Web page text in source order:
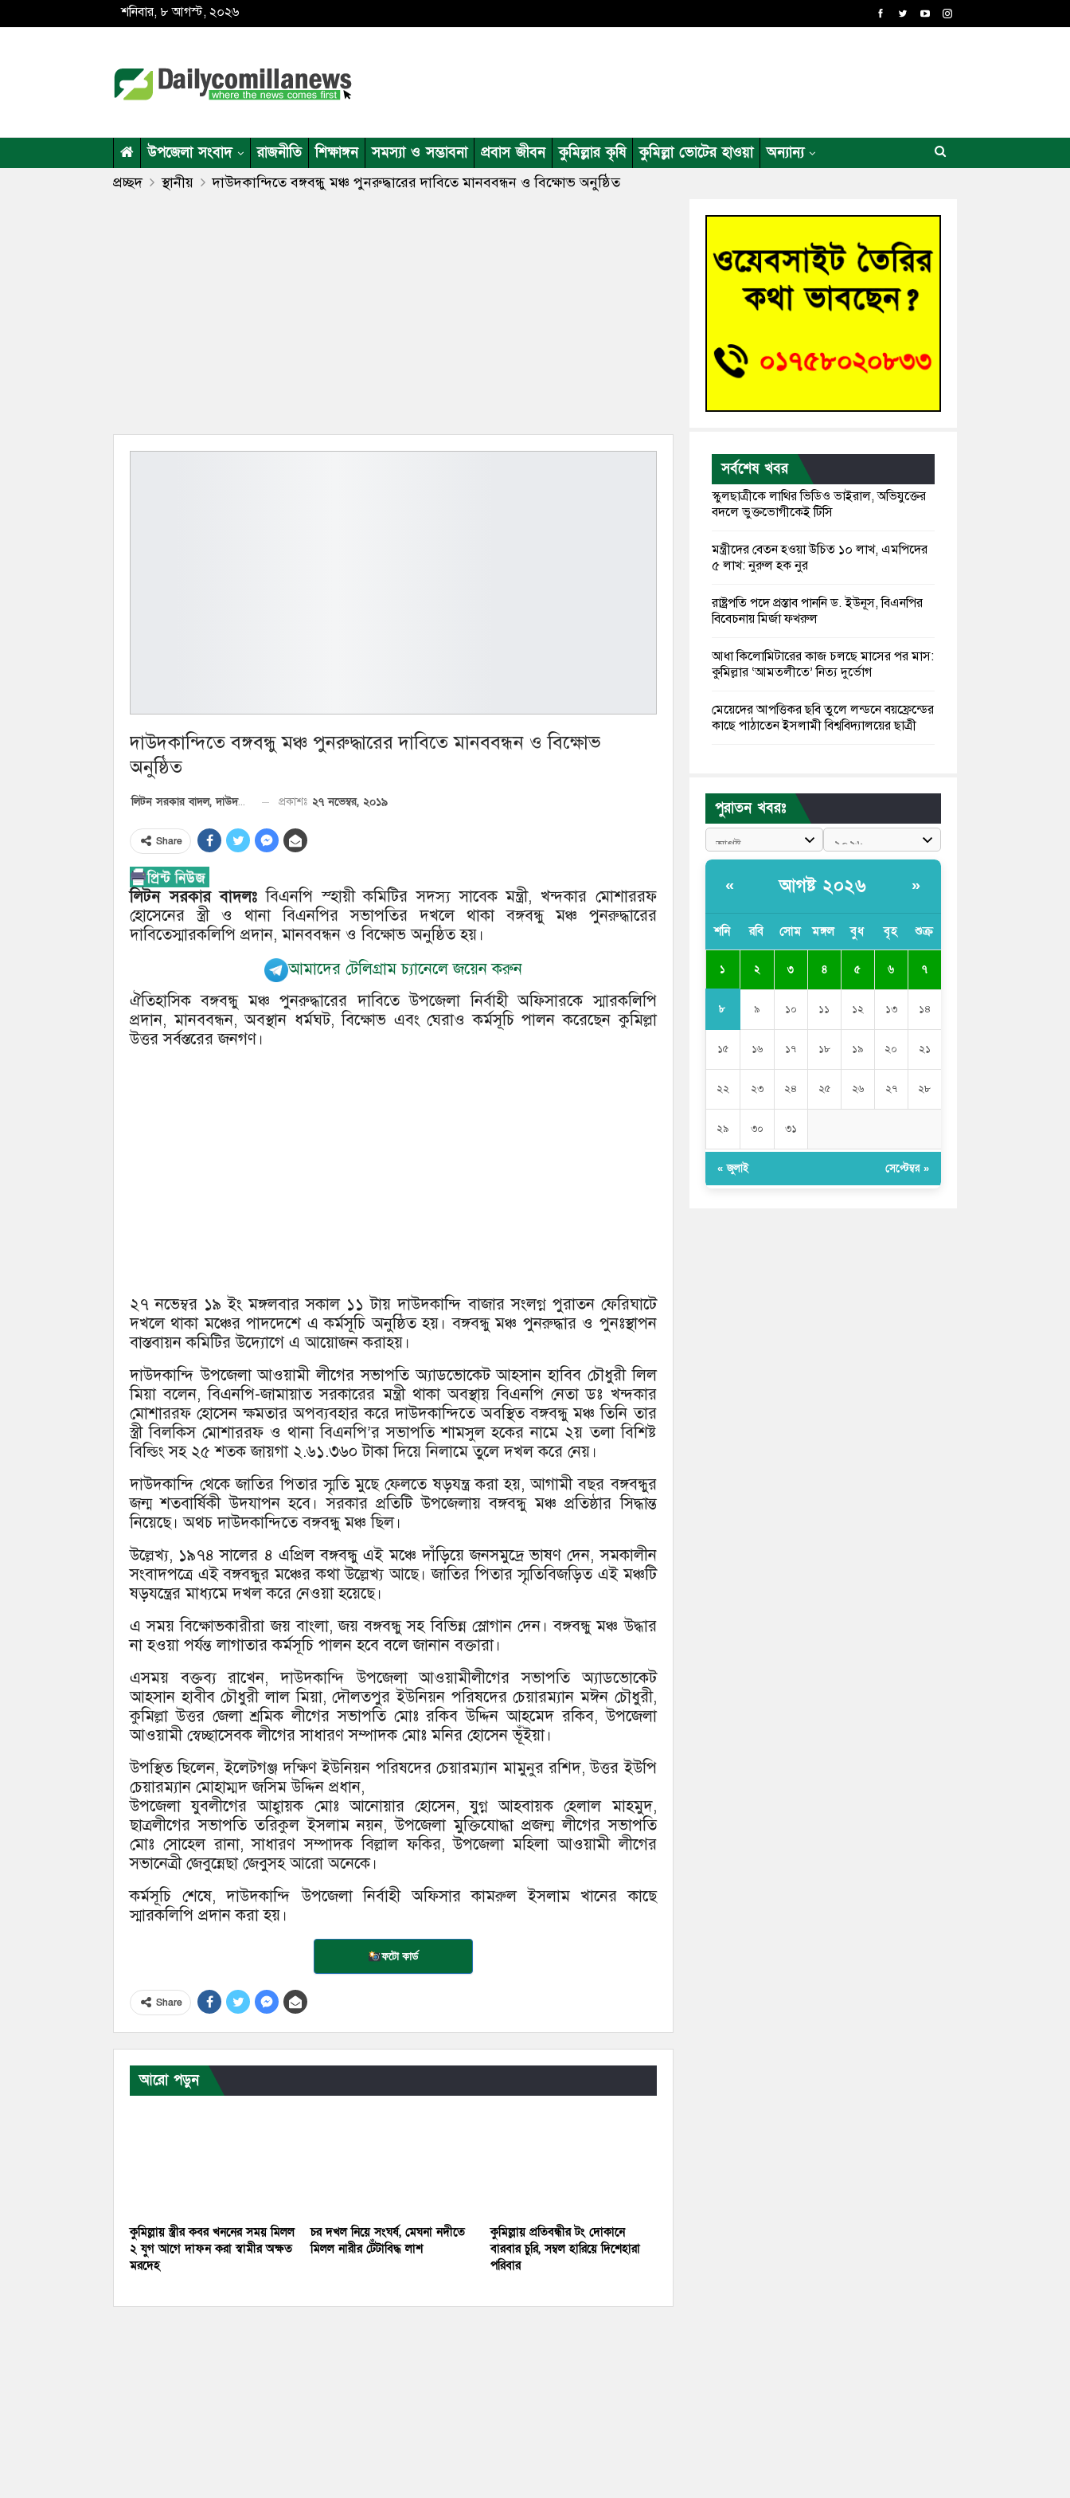
শনিবার, ৮ আগস্ট, ২০২৬
উপজেলা সংবাদ রাজনীতি শিক্ষাঙ্গন সমস্যা ও সম্ভাবনা প্রবাস জীবন কুমিল্লার কৃষি কুমিল্লা ভোটের হাওয়া অন্যান্য
প্রচ্ছদ স্থানীয় দাউদকান্দিতে বঙ্গবন্ধু মঞ্চ পুনরুদ্ধারের দাবিতে মানববন্ধন ও বিক্ষোভ অনুষ্ঠিত
দাউদকান্দিতে বঙ্গবন্ধু মঞ্চ পুনরুদ্ধারের দাবিতে মানববন্ধন ও বিক্ষোভ
অনুষ্ঠিত
লিটন সরকার বাদল, দাউদকান্দি প্রতিনিধি প্রকাশঃ ২৭ নভেম্বর, ২০১৯
Share
লিটন সরকার বাদলঃ বিএনপি স্হায়ী কমিটির সদস্য সাবেক মন্ত্রী, খন্দকার মোশাররফ
হোসেনের স্ত্রী ও থানা বিএনপির সভাপতির দখলে থাকা বঙ্গবন্ধু মঞ্চ পুনরুদ্ধারের
দাবিতেস্মারকলিপি প্রদান, মানববন্ধন ও বিক্ষোভ অনুষ্ঠিত হয়।
আমাদের টেলিগ্রাম চ্যানেলে জয়েন করুন
ঐতিহাসিক বঙ্গবন্ধু মঞ্চ পুনরুদ্ধারের দাবিতে উপজেলা নির্বাহী অফিসারকে স্মারকলিপি
প্রদান, মানববন্ধন, অবস্থান ধর্মঘট, বিক্ষোভ এবং ঘেরাও কর্মসূচি পালন করেছেন কুমিল্লা
উত্তর সর্বস্তরের জনগণ।
২৭ নভেম্বর ১৯ ইং মঙ্গলবার সকাল ১১ টায় দাউদকান্দি বাজার সংলগ্ন পুরাতন ফেরিঘাটে
দখলে থাকা মঞ্চের পাদদেশে এ কর্মসূচি অনুষ্ঠিত হয়। বঙ্গবন্ধু মঞ্চ পুনরুদ্ধার ও পুনঃস্থাপন
বাস্তবায়ন কমিটির উদ্যোগে এ আয়োজন করাহয়।
দাউদকান্দি উপজেলা আওয়ামী লীগের সভাপতি অ্যাডভোকেট আহসান হাবিব চৌধুরী লিল
মিয়া বলেন, বিএনপি-জামায়াত সরকারের মন্ত্রী থাকা অবস্থায় বিএনপি নেতা ডঃ খন্দকার
মোশাররফ হোসেন ক্ষমতার অপব্যবহার করে দাউদকান্দিতে অবস্থিত বঙ্গবন্ধু মঞ্চ তিনি তার
স্ত্রী বিলকিস মোশাররফ ও থানা বিএনপি’র সভাপতি শামসুল হকের নামে ২য় তলা বিশিষ্ট
বিল্ডিং সহ ২৫ শতক জায়গা ২.৬১.৩৬০ টাকা দিয়ে নিলামে তুলে দখল করে নেয়।
দাউদকান্দি থেকে জাতির পিতার স্মৃতি মুছে ফেলতে ষড়যন্ত্র করা হয়, আগামী বছর বঙ্গবন্ধুর
জন্ম শতবার্ষিকী উদযাপন হবে। সরকার প্রতিটি উপজেলায় বঙ্গবন্ধু মঞ্চ প্রতিষ্ঠার সিদ্ধান্ত
নিয়েছে। অথচ দাউদকান্দিতে বঙ্গবন্ধু মঞ্চ ছিল।
উল্লেখ্য, ১৯৭৪ সালের ৪ এপ্রিল বঙ্গবন্ধু এই মঞ্চে দাঁড়িয়ে জনসমুদ্রে ভাষণ দেন, সমকালীন
সংবাদপত্রে এই বঙ্গবন্ধুর মঞ্চের কথা উল্লেখ্য আছে। জাতির পিতার স্মৃতিবিজড়িত এই মঞ্চটি
ষড়যন্ত্রের মাধ্যমে দখল করে নেওয়া হয়েছে।
এ সময় বিক্ষোভকারীরা জয় বাংলা, জয় বঙ্গবন্ধু সহ বিভিন্ন স্লোগান দেন। বঙ্গবন্ধু মঞ্চ উদ্ধার
না হওয়া পর্যন্ত লাগাতার কর্মসূচি পালন হবে বলে জানান বক্তারা।
এসময় বক্তব্য রাখেন, দাউদকান্দি উপজেলা আওয়ামীলীগের সভাপতি অ্যাডভোকেট
আহসান হাবীব চৌধুরী লাল মিয়া, দৌলতপুর ইউনিয়ন পরিষদের চেয়ারম্যান মঈন চৌধুরী,
কুমিল্লা উত্তর জেলা শ্রমিক লীগের সভাপতি মোঃ রকিব উদ্দিন আহমেদ রকিব, উপজেলা
আওয়ামী স্বেচ্ছাসেবক লীগের সাধারণ সম্পাদক মোঃ মনির হোসেন ভূঁইয়া।
উপস্থিত ছিলেন, ইলেটগঞ্জ দক্ষিণ ইউনিয়ন পরিষদের চেয়ারম্যান মামুনুর রশিদ, উত্তর ইউপি
চেয়ারম্যান মোহাম্মদ জসিম উদ্দিন প্রধান,
উপজেলা যুবলীগের আহ্বায়ক মোঃ আনোয়ার হোসেন, যুগ্ন আহবায়ক হেলাল মাহমুদ,
ছাত্রলীগের সভাপতি তরিকুল ইসলাম নয়ন, উপজেলা মুক্তিযোদ্ধা প্রজন্ম লীগের সভাপতি
মোঃ সোহেল রানা, সাধারণ সম্পাদক বিল্লাল ফকির, উপজেলা মহিলা আওয়ামী লীগের
সভানেত্রী জেবুন্নেছা জেবুসহ আরো অনেকে।
কর্মসূচি শেষে, দাউদকান্দি উপজেলা নির্বাহী অফিসার কামরুল ইসলাম খানের কাছে
স্মারকলিপি প্রদান করা হয়।
ফটো কার্ড
Share
আরো পড়ুন
কুমিল্লায় স্ত্রীর কবর খননের সময় মিলল
২ যুগ আগে দাফন করা স্বামীর অক্ষত
মরদেহ
চর দখল নিয়ে সংঘর্ষ, মেঘনা নদীতে
মিলল নারীর টেঁটাবিদ্ধ লাশ
কুমিল্লায় প্রতিবন্ধীর টং দোকানে
বারবার চুরি, সম্বল হারিয়ে দিশেহারা
পরিবার
সর্বশেষ খবর
স্কুলছাত্রীকে লাথির ভিডিও ভাইরাল, অভিযুক্তের
বদলে ভুক্তভোগীকেই টিসি
মন্ত্রীদের বেতন হওয়া উচিত ১০ লাখ, এমপিদের
৫ লাখ: নুরুল হক নুর
রাষ্ট্রপতি পদে প্রস্তাব পাননি ড. ইউনূস, বিএনপির
বিবেচনায় মির্জা ফখরুল
আধা কিলোমিটারের কাজ চলছে মাসের পর মাস:
কুমিল্লার ‘আমতলীতে’ নিত্য দুর্ভোগ
মেয়েদের আপত্তিকর ছবি তুলে লন্ডনে বয়ফ্রেন্ডের
কাছে পাঠাতেন ইসলামী বিশ্ববিদ্যালয়ের ছাত্রী
পাঁচ দেশি মাছে মিলল মাইক্রোপ্লাস্টিক, সবচেয়ে
বেশি কই মাছে
দিলো সৌদি সরকার
ভারতের পূর্ব সীমান্তে এখন ‘আরেকটি পাকিস্তান’
গড়ে উঠেছে: সজীব ওয়াজেদ জয়
সাকিব আল হাসানের বাড়িতে আগুন, পেট্রলবোমা
বিস্ফোরণ
পুরাতন খবরঃ
« আগষ্ট ২০২৬ »
শনি রবি সোম মঙ্গল বুধ বৃহ শুক্র
১ ২ ৩ ৪ ৫ ৬ ৭
৮ ৯ ১০ ১১ ১২ ১৩ ১৪
১৫ ১৬ ১৭ ১৮ ১৯ ২০ ২১
২২ ২৩ ২৪ ২৫ ২৬ ২৭ ২৮
২৯ ৩০ ৩১
« জুলাই সেপ্টেম্বর »